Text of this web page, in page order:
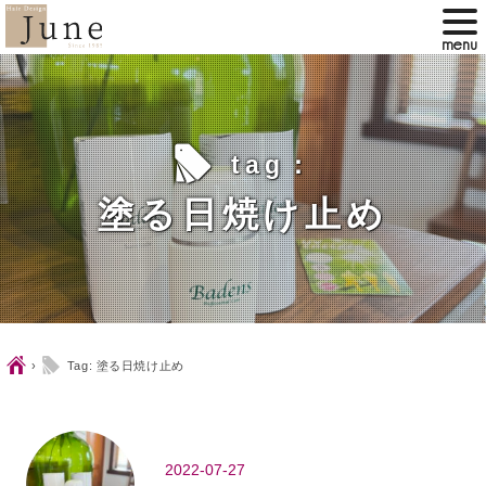
ltag：
塗る日焼け止め
Ç › l Tag: 塗る日焼け止め
2022-07-27